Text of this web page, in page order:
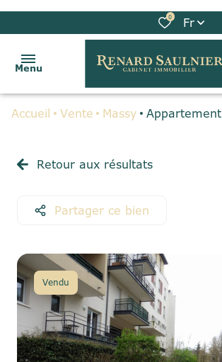
0 Fr
Menu
VENTES
BIENS
GESTION
LOCATIVE
ALERTE
E-MAIL
Accueil Vente Massy Appartement
Retour aux résultats
Partager ce bien
Vendu